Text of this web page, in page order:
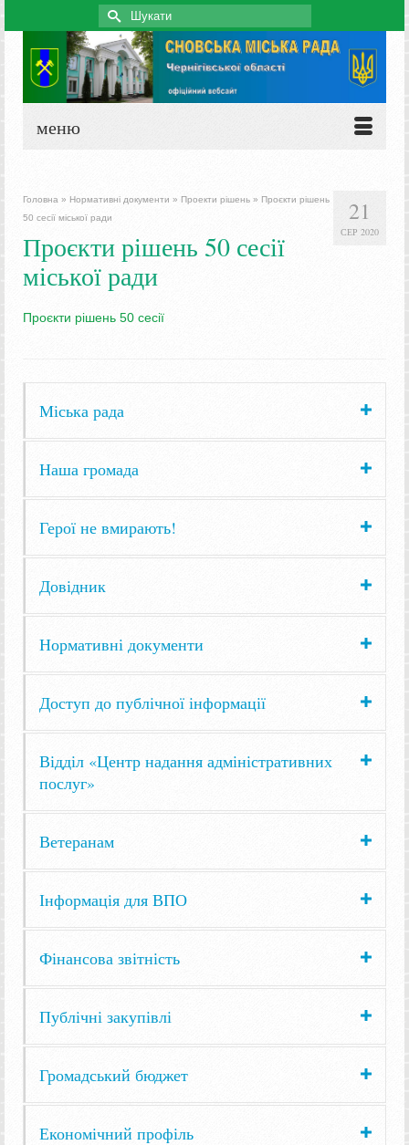
Search
for:
меню
21
СЕР 2020
Головна » Нормативні документи » Проекти рішень » Проєкти рішень
50 сесії міської ради
Проєкти рішень 50 сесії
міської ради
Проєкти рішень 50 сесії
Міська рада
Наша громада
Герої не вмирають!
Довідник
Нормативні документи
Доступ до публічної інформації
Відділ «Центр надання адміністративних
послуг»
Ветеранам
Інформація для ВПО
Фінансова звітність
Публічні закупівлі
Громадський бюджет
Економічний профіль